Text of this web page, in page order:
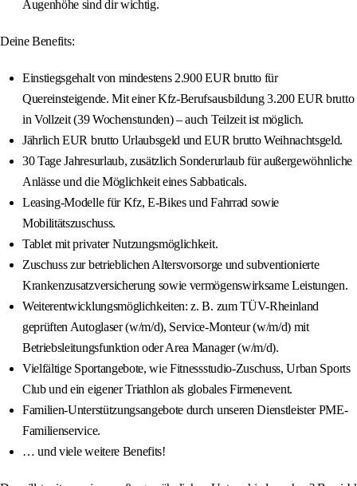
Augenhöhe sind dir wichtig.
Deine Benefits:
Einstiegsgehalt von mindestens 2.900 EUR brutto für
Quereinsteigende. Mit einer Kfz-Berufsausbildung 3.200 EUR brutto
in Vollzeit (39 Wochenstunden) – auch Teilzeit ist möglich.
Jährlich EUR brutto Urlaubsgeld und EUR brutto Weihnachtsgeld.
30 Tage Jahresurlaub, zusätzlich Sonderurlaub für außergewöhnliche
Anlässe und die Möglichkeit eines Sabbaticals.
Leasing-Modelle für Kfz, E-Bikes und Fahrrad sowie
Mobilitätszuschuss.
Tablet mit privater Nutzungsmöglichkeit.
Zuschuss zur betrieblichen Altersvorsorge und subventionierte
Krankenzusatzversicherung sowie vermögenswirksame Leistungen.
Weiterentwicklungsmöglichkeiten: z. B. zum TÜV-Rheinland
geprüften Autoglaser (w/m/d), Service-Monteur (w/m/d) mit
Betriebsleitungsfunktion oder Area Manager (w/m/d).
Vielfältige Sportangebote, wie Fitnessstudio-Zuschuss, Urban Sports
Club und ein eigener Triathlon als globales Firmenevent.
Familien-Unterstützungsangebote durch unseren Dienstleister PME-
Familienservice.
… und viele weitere Benefits!